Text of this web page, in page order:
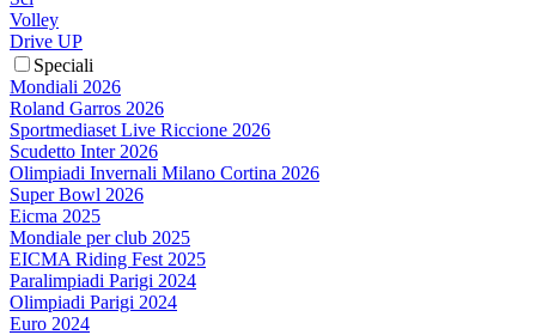
Volley
Drive UP
Speciali
Mondiali 2026
Roland Garros 2026
Sportmediaset Live Riccione 2026
Scudetto Inter 2026
Olimpiadi Invernali Milano Cortina 2026
Super Bowl 2026
Eicma 2025
Mondiale per club 2025
EICMA Riding Fest 2025
Paralimpiadi Parigi 2024
Olimpiadi Parigi 2024
Euro 2024